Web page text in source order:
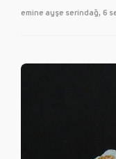
emine ayşe serindağ, 6